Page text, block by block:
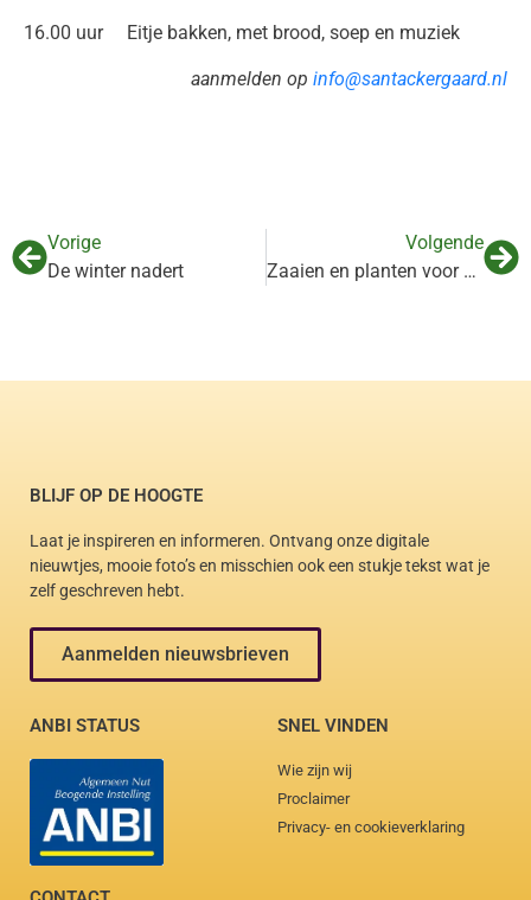
16.00 uur Eitje bakken, met brood, soep en muziek
aanmelden op info@santackergaard.nl
Vorige
De winter nadert
Volgende
Zaaien en planten voor de Bijen
BLIJF OP DE HOOGTE
Laat je inspireren en informeren. Ontvang onze digitale
nieuwtjes, mooie foto’s en misschien ook een stukje tekst wat je
zelf geschreven hebt.
Aanmelden nieuwsbrieven
ANBI STATUS SNEL VINDEN
Wie zijn wij
Proclaimer
Privacy- en cookieverklaring